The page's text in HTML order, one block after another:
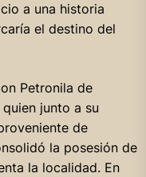
a una historia
el destino del
Petronila de
junto a su
de
la posesión de
la localidad. En